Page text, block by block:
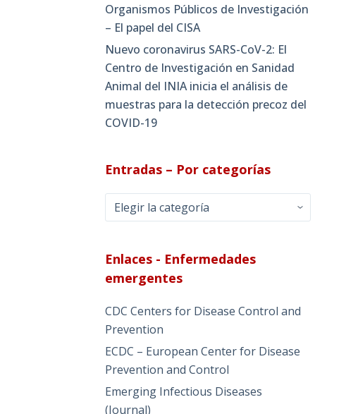
Organismos Públicos de Investigación
– El papel del CISA
Nuevo coronavirus SARS-CoV-2: El
Centro de Investigación en Sanidad
Animal del INIA inicia el análisis de
muestras para la detección precoz del
COVID-19
Entradas – Por categorías
Entradas
–
categorías
Enlaces - Enfermedades
emergentes
CDC Centers for Disease Control and
Prevention
ECDC – European Center for Disease
Prevention and Control
Emerging Infectious Diseases
(Journal)